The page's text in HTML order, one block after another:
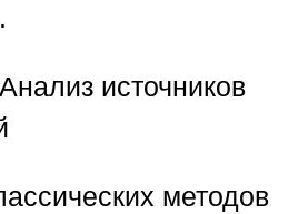
источников
методов